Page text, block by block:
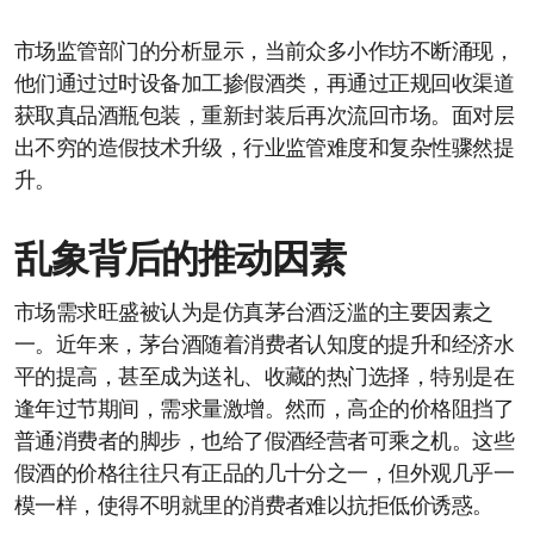
市场监管部门的分析显示，当前众多小作坊不断涌现，
他们通过过时设备加工掺假酒类，再通过正规回收渠道
获取真品酒瓶包装，重新封装后再次流回市场。面对层
出不穷的造假技术升级，行业监管难度和复杂性骤然提
升。
乱象背后的推动因素
市场需求旺盛被认为是仿真茅台酒泛滥的主要因素之
一。近年来，茅台酒随着消费者认知度的提升和经济水
平的提高，甚至成为送礼、收藏的热门选择，特别是在
逢年过节期间，需求量激增。然而，高企的价格阻挡了
普通消费者的脚步，也给了假酒经营者可乘之机。这些
假酒的价格往往只有正品的几十分之一，但外观几乎一
模一样，使得不明就里的消费者难以抗拒低价诱惑。